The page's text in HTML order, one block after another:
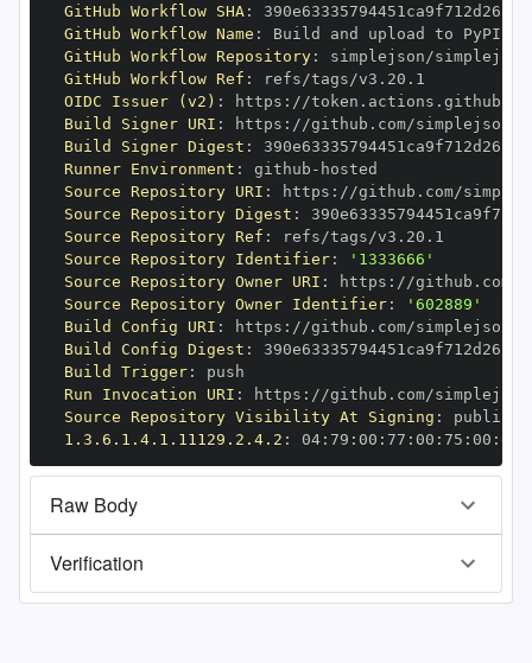
GitHub Workflow SHA:
GitHub Workflow Name :
GitHub Workflow Repository:
GitHub Workflow Ref :
OIDC Issuer (v2) : https :
Build Signer URI : https : //github.com/simplejson/
Build Signer Digest :
Runner Environment : github -
Source Repository URI : https :
Source Repository Digest :
Source Repository Ref :
Source Repository Identifier:
'1333666'
Source Repository Owner URI : https :
Source Repository Owner Identifier:
'602889'
Build Config URI : https : //github.com/simplejson/
Build Config Digest :
Build Trigger:
Run Invocation URI : https :
Source Repository Visibility At Signing :
1.3.6.1.4.1.11129.2.4.2 : 04: 79 : 00 : 77 : 00 : 75 : 00 : dd
Raw Body
Verification